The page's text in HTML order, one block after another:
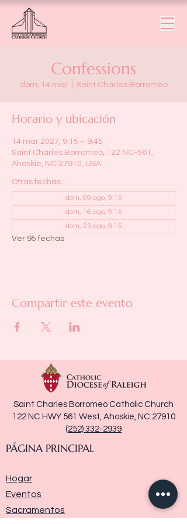
Confessions
dom, 14 mar
  |
Saint Charles Borromeo
Horario y ubicación
14 mar 2027, 9:15 – 9:45
Saint Charles Borromeo, 122 NC-561,
Ahoskie, NC 27910, USA
Otras fechas
dom, 09 ago, 9:15
dom, 16 ago, 9:15
dom, 23 ago, 9:15
Ver 95 fechas
Compartir este evento
Saint Charles Borromeo Catholic Church
122 NC HWY 561 West, Ahoskie, NC 27910
(252) 332-2939
PÁGINA PRINCIPAL
Hogar
Eventos
Sacramentos